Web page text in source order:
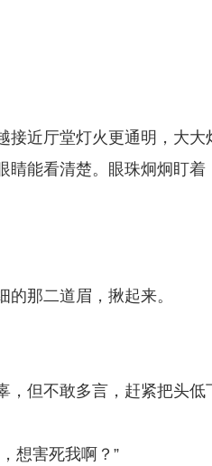
接近厅堂灯火更通明，大大
能看清楚。眼珠炯炯盯着
那二道眉，揪起来。
，但不敢多言，赶紧把头低
想害死我啊？”